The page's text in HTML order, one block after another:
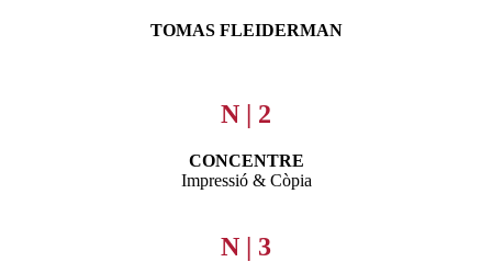
TOMAS FLEIDERMAN
N | 2
CONCENTRE
Impressió & Còpia
N | 3